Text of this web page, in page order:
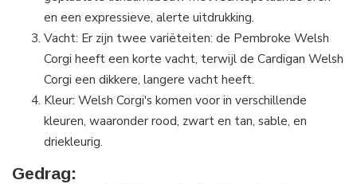
en een expressieve, alerte uitdrukking.
Vacht: Er zijn twee variëteiten: de Pembroke Welsh
Corgi heeft een korte vacht, terwijl de Cardigan Welsh
Corgi een dikkere, langere vacht heeft.
Kleur: Welsh Corgi's komen voor in verschillende
kleuren, waaronder rood, zwart en tan, sable, en
driekleurig.
Gedrag: